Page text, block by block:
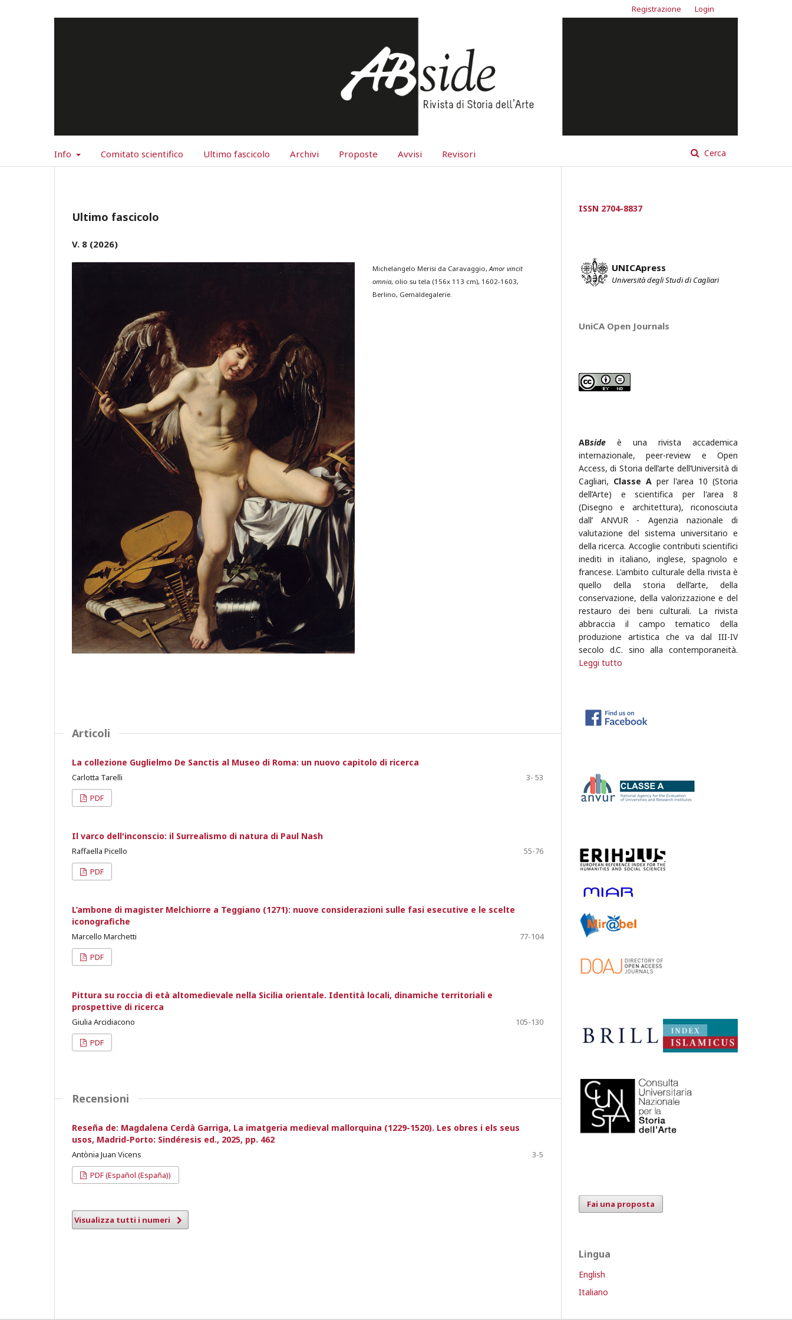
Info Comitato scientifico Ultimo fascicolo Archivi Proposte Avvisi Revisori Cerca
Registrazione Login
Ultimo fascicolo
V. 8 (2026)
Michelangelo Merisi da Caravaggio,Amor vincit
omnia, olio su tela (156x 113 cm), 1602-1603,
Berlino, Gemäldegalerie.
Articoli
La collezione Guglielmo De Sanctis al Museo di Roma: un nuovo capitolo di ricerca
Carlotta Tarelli
3- 53
PDF
Il varco dell'inconscio: il Surrealismo di natura di Paul Nash
Raffaella Picello
55-76
PDF
L’ambone di magister Melchiorre a Teggiano (1271): nuove considerazioni sulle fasi esecutive e le scelte
iconografiche
Marcello Marchetti
77-104
PDF
Pittura su roccia di età altomedievale nella Sicilia orientale. Identità locali, dinamiche territoriali e
prospettive di ricerca
Giulia Arcidiacono
105-130
PDF
Recensioni
Reseña de: Magdalena Cerdà Garriga, La imatgeria medieval mallorquina (1229-1520). Les obres i els seus
usos, Madrid-Porto: Sindéresis ed., 2025, pp. 462
Antònia Juan Vicens
3-5
PDF (Español (España))
Visualizza tutti i numeri
ISSN 2704-8837
UNICApress
Università degli Studi di Cagliari
UniCA Open Journals
ABside è una rivista accademica
internazionale, peer-review e Open
Access, di Storia dell’arte dell’Università di
Cagliari, Classe A per l'area 10 (Storia
dell’Arte) e scientifica per l'area 8
(Disegno e architettura), riconosciuta
dall’ ANVUR - Agenzia nazionale di
valutazione del sistema universitario e
della ricerca. Accoglie contributi scientifici
inediti in italiano, inglese, spagnolo e
francese. L'ambito culturale della rivista è
quello della storia dell’arte, della
conservazione, della valorizzazione e del
restauro dei beni culturali. La rivista
abbraccia il campo tematico della
produzione artistica che va dal III-IV
secolo d.C. sino alla contemporaneità.
Leggi tutto
Fai una proposta
Lingua
English
Italiano